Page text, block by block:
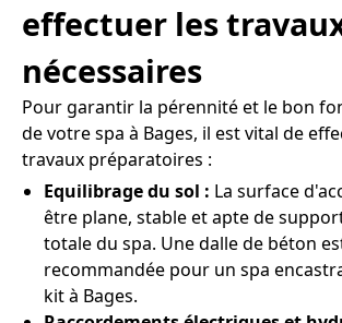
effectuer les
nécessaires
Pour garantir la pérennité et le bon
de votre spa à Bages, il est vital de
travaux préparatoires :
Equilibrage du sol : La surface
être plane, stable et apte de
totale du spa. Une dalle de béton
recommandée pour un spa
kit à Bages.